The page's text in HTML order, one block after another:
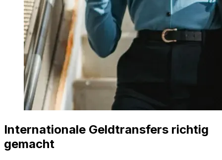
Internationale Geldtransfers richtig
gemacht